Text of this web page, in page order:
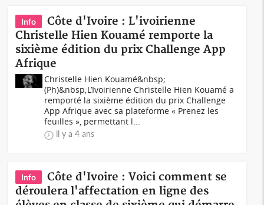
Info
Côte d'Ivoire : L'ivoirienne
Christelle Hien Kouamé remporte la
sixième édition du prix Challenge App
Afrique
Christelle Hien Kouamé&nbsp;
(Ph)&nbsp;L’Ivoirienne Christelle Hien Kouamé a
remporté la sixième édition du prix Challenge
App Afrique avec sa plateforme « Prenez les
feuilles », permettant l...
il y a 4 ans
Info
Côte d'Ivoire : Voici comment se
déroulera l'affectation en ligne des